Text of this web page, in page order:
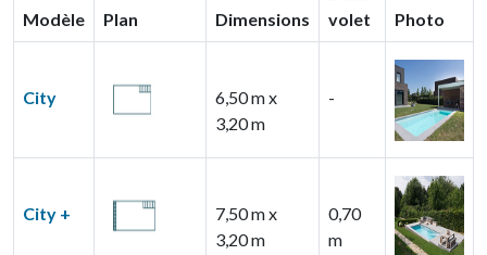
Modèle Plan Dimensions
volet
Photo
City
6,50 m x
3,20 m
-
City +
7,50 m x
3,20 m
0,70
m